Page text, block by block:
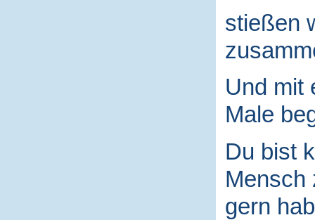
stießen
Und mit
Male
Du bist
Mensch
gern